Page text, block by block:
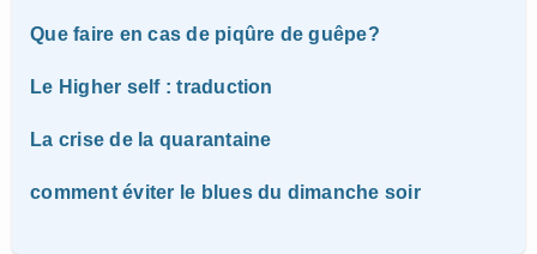
Que faire en cas de piqûre de guêpe?
Le Higher self : traduction
La crise de la quarantaine
comment éviter le blues du dimanche soir